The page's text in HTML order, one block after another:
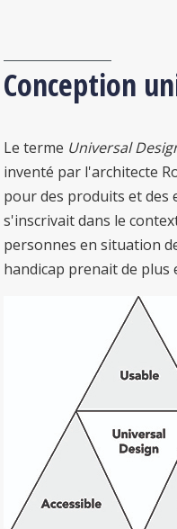
Conception
Le terme Universal
inventé par l'architecte
pour des produits et des
s'inscrivait dans le
personnes en situation
handicap prenait de plus